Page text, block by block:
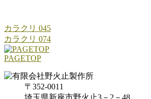
カラクリ 045
カラクリ 074
PAGETOP
〒352-0011